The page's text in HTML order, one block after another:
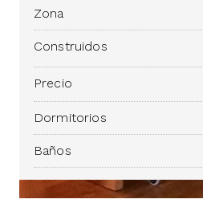
Zona
Construidos
Precio
Dormitorios
Baños